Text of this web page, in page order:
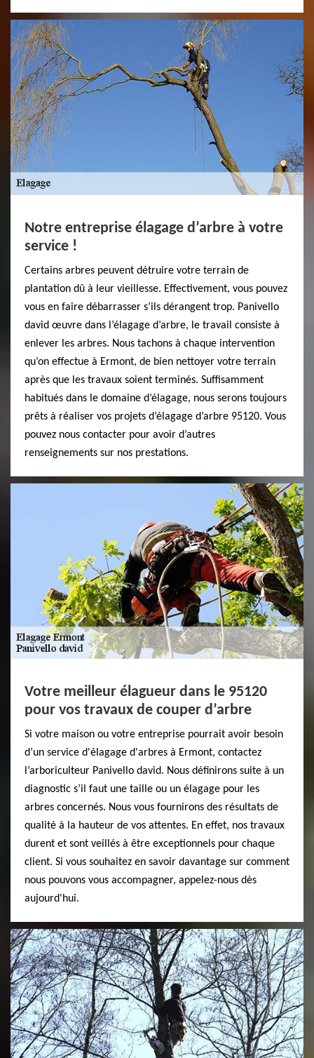
Notre entreprise élagage d’arbre à votre
service !
Certains arbres peuvent détruire votre terrain de
plantation dû à leur vieillesse. Effectivement, vous pouvez
vous en faire débarrasser s’ils dérangent trop. Panivello
david œuvre dans l’élagage d’arbre, le travail consiste à
enlever les arbres. Nous tachons à chaque intervention
qu’on effectue à Ermont, de bien nettoyer votre terrain
après que les travaux soient terminés. Suffisamment
habitués dans le domaine d’élagage, nous serons toujours
prêts à réaliser vos projets d’élagage d’arbre 95120. Vous
pouvez nous contacter pour avoir d’autres
renseignements sur nos prestations.
Votre meilleur élagueur dans le 95120
pour vos travaux de couper d’arbre
Si votre maison ou votre entreprise pourrait avoir besoin
d’un service d'élagage d'arbres à Ermont, contactez
l’arboriculteur Panivello david. Nous définirons suite à un
diagnostic s’il faut une taille ou un élagage pour les
arbres concernés. Nous vous fournirons des résultats de
qualité à la hauteur de vos attentes. En effet, nos travaux
durent et sont veillés à être exceptionnels pour chaque
client. Si vous souhaitez en savoir davantage sur comment
nous pouvons vous accompagner, appelez-nous dès
aujourd'hui.